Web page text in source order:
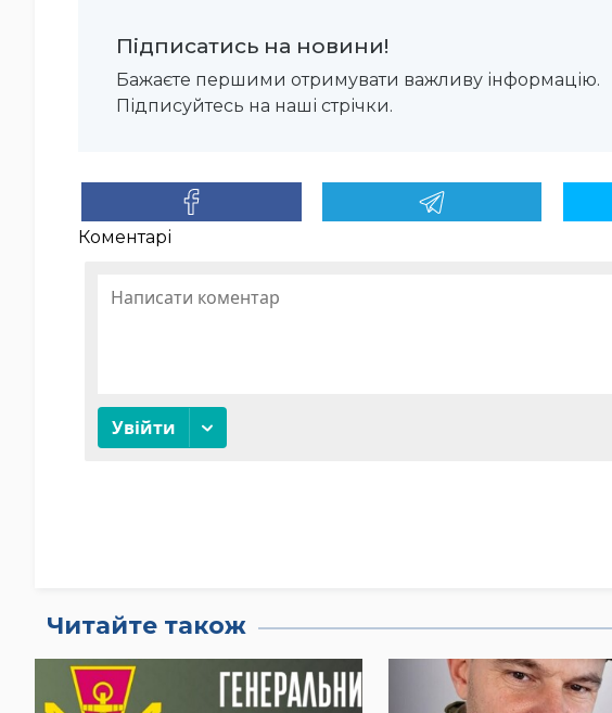
Підписатись на новини!
Бажаєте першими отримувати важливу інформацію.
Підписуйтесь на наші стрічки.
Коментарі
Читайте також